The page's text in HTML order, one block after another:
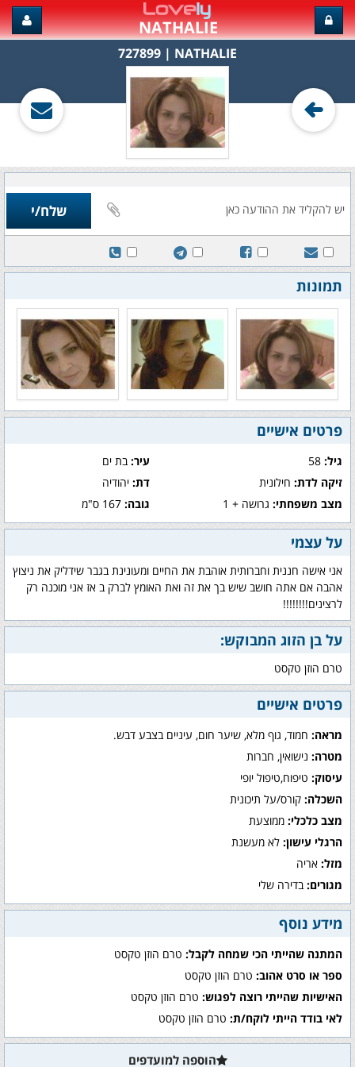
NATHALIE
NATHALIE‏ | 727899
תמונות
פרטים אישיים
גיל: עיר:בת ים
זיקה לדת: חילונית דת:יהודיה
מצב משפחתי: גרושה + 1 גובה:167 ס"מ
על עצמי
אני אישה חננית וחברותית אוהבת את החיים ומעונינת בגבר שידליק את ניצוץ
אהבה אם אתה חושב שיש בך את זה ואת האומץ לברק ב אז אני מוכנה רק
לרצינים!!!!!!!!
על בן הזוג המבוקש:
טרם הוזן טקסט
פרטים אישיים
מראה: חמוד, גוף מלא, שיער חום, עיניים בצבע דבש.
מטרה: נישואין, חברות
עיסוק: טיפוח,טיפול יופי
השכלה: קורס/על תיכונית
מצב כלכלי: ממוצעת
הרגלי עישון: לא מעשנת
מזל: אריה
מגורים: בדירה שלי
מידע נוסף
המתנה שהייתי הכי שמחה לקבל: טרם הוזן טקסט
ספר או סרט אהוב: טרם הוזן טקסט
האישיות שהייתי רוצה לפגוש: טרם הוזן טקסט
לאי בודד הייתי לוקח/ת: טרם הוזן טקסט
הוספה למועדפים